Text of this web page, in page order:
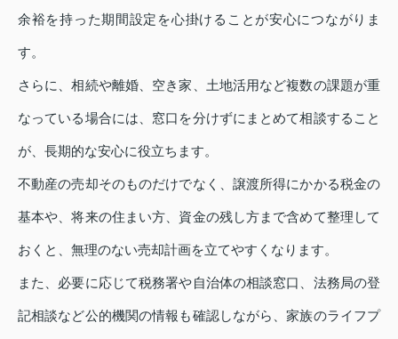
余裕を持った期間設定を心掛けることが安心につながりま
す。
さらに、相続や離婚、空き家、土地活用など複数の課題が重
なっている場合には、窓口を分けずにまとめて相談すること
が、長期的な安心に役立ちます。
不動産の売却そのものだけでなく、譲渡所得にかかる税金の
基本や、将来の住まい方、資金の残し方まで含めて整理して
おくと、無理のない売却計画を立てやすくなります。
また、必要に応じて税務署や自治体の相談窓口、法務局の登
記相談など公的機関の情報も確認しながら、家族のライフプ